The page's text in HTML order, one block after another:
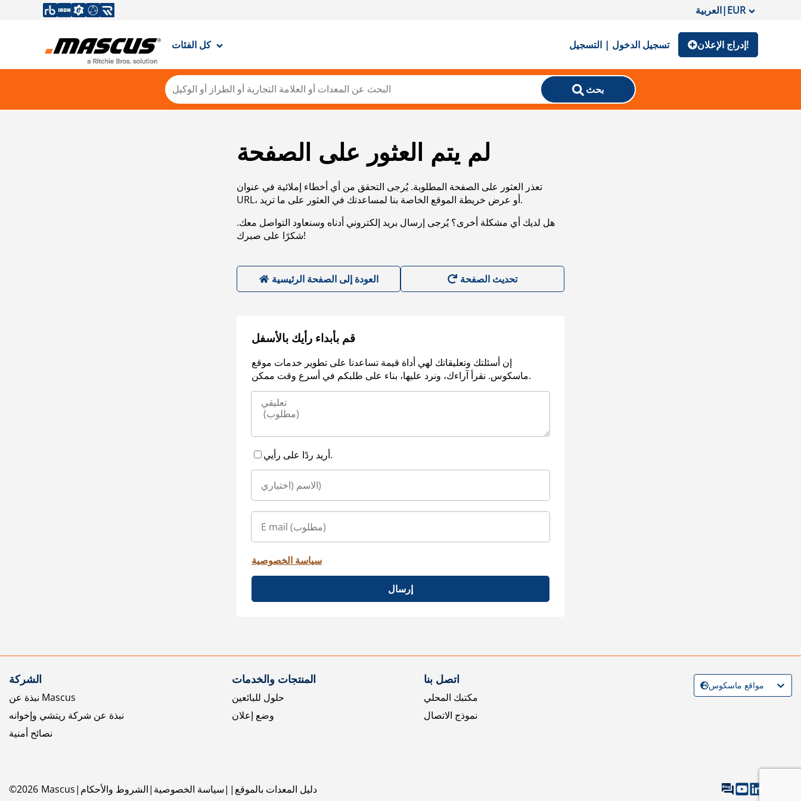
العربية|EUR
كل الفئات تسجيل الدخول | التسجيل إدراج الإعلان!
بحث
لم يتم العثور على الصفحة
تعذر العثور على الصفحة المطلوبة. يُرجى التحقق من أي أخطاء إملائية في عنوان
URL، أو عرض خريطة الموقع الخاصة بنا لمساعدتك في العثور على ما تريد.
هل لديك أي مشكلة أخرى؟ يُرجى إرسال بريد إلكتروني أدناه وسنعاود التواصل معك.
شكرًا على صبرك!
العودة إلى الصفحة الرئيسية
قم بأبداء رأيك بالأسفل
إن أسئلتك وتعليقاتك لهي أداة قيمة تساعدنا على تطوير خدمات موقع
ماسكوس. نقرأ آراءك، ونرد عليها، بناء على طلبكم في أسرع وقت ممكن.
أريد ردًا على رأيي.
سياسة الخصوصية
إرسال
الشركة
نبذة عن Mascus
نبذة عن شركة ريتشي وإخوانه
نصائح أمنية
المنتجات والخدمات
حلول للبائعين
وضع إعلان
اتصل بنا
مكتبك المحلي
نموذج الاتصال
©2026 Mascus الشروط والأحكام سياسة الخصوصية دليل المعدات بالموقع
مواقع ماسكوس